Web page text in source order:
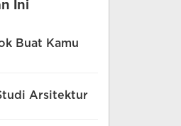
Ini
Buat Kamu
Arsitektur